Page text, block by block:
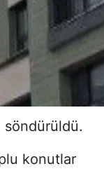
söndürüldü.
konutlar